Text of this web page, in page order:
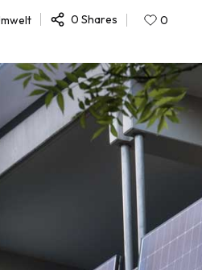
0 Shares 0